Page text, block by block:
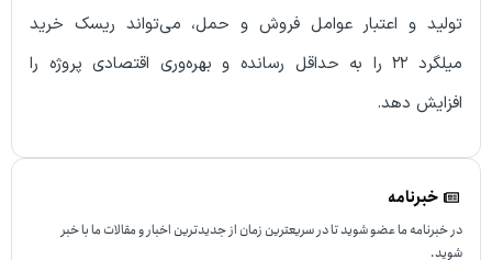
و اعتبار عوامل فروش و حمل، می‌تواند ریسک خرید
میلگرد ۲۲ را به حداقل رسانده و بهره‌وری اقتصادی پروژه را
دهد.
ما عضو شوید تا در سریعترین زمان از جدیدترین اخبار و مقالات ما با خبر